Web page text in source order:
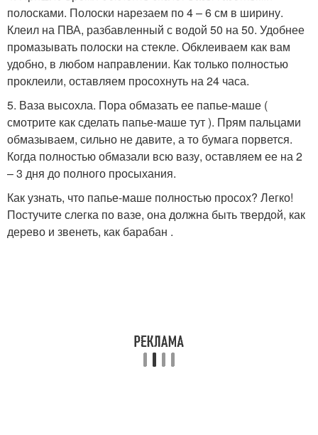
полосками. Полоски нарезаем по 4 – 6 см в ширину.
Клеил на ПВА, разбавленный с водой 50 на 50. Удобнее
промазывать полоски на стекле. Обклеиваем как вам
удобно, в любом направлении. Как только полностью
проклеили, оставляем просохнуть на 24 часа.
5. Ваза высохла. Пора обмазать ее папье-маше (
смотрите как сделать папье-маше тут ). Прям пальцами
обмазываем, сильно не давите, а то бумага порвется.
Когда полностью обмазали всю вазу, оставляем ее на 2
– 3 дня до полного просыхания.
Как узнать, что папье-маше полностью просох? Легко!
Постучите слегка по вазе, она должна быть твердой, как
дерево и звенеть, как барабан .